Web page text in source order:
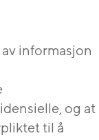
informasjon
og at
til å